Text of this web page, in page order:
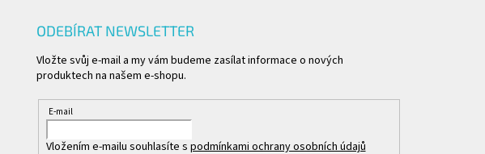
ODEBÍRAT NEWSLETTER
Vložte svůj e-mail a my vám budeme zasílat informace o nových
produktech na našem e-shopu.
E-mail
Vložením e-mailu souhlasíte s podmínkami ochrany osobních údajů